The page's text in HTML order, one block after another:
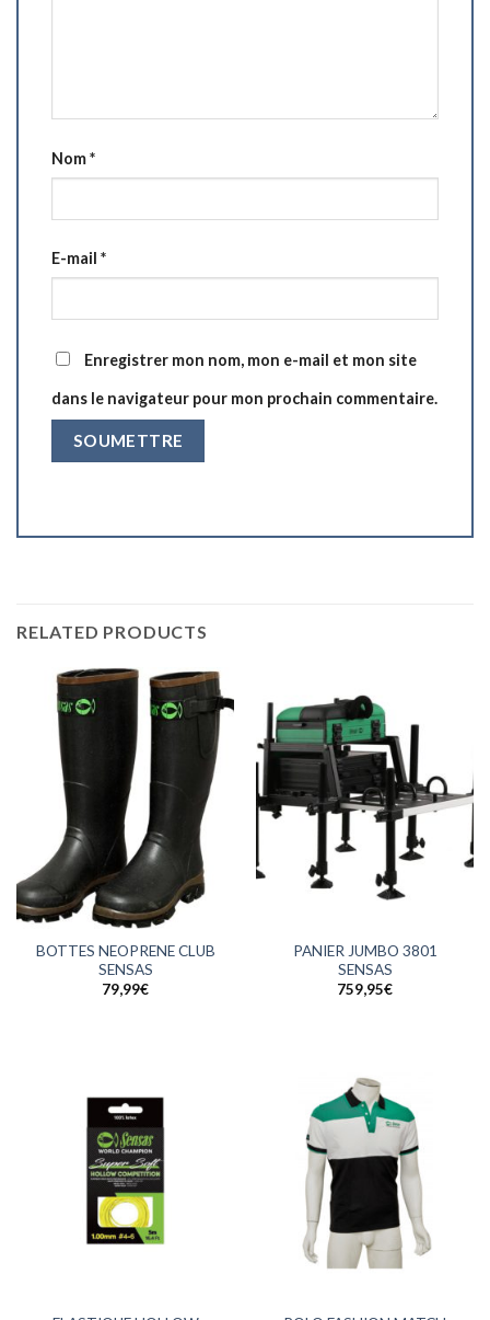
Nom*
E-mail *
Enregistrer mon nom, mon e-mail et mon site
dans le navigateur pour mon prochain commentaire.
RELATED PRODUCTS
BOTTES NEOPRENE CLUB
SENSAS
79,99€
PANIER JUMBO 3801
SENSAS
759,95€